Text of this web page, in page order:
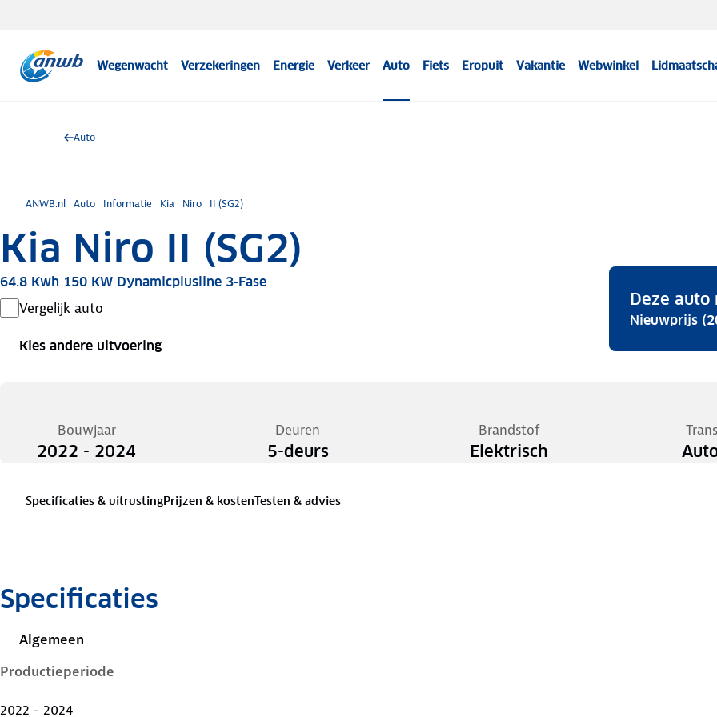
Wegenwacht Verzekeringen Energie Verkeer Auto Fiets Eropuit Vakantie Webwinkel
Auto
ANWB.nl Auto Informatie Kia Niro II (SG2)
Kia Niro II (SG2)
64.8 Kwh 150 KW Dynamicplusline 3-Fase
Vergelijk auto
Kies andere uitvoering
Deze auto
Nieuwprijs
Bouwjaar
2022 - 2024
Deuren
5-deurs
Brandstof
Elektrisch
Specificaties & uitrustingPrijzen & kostenTesten & advies
Specificaties
Algemeen
Productieperiode
2022 - 2024